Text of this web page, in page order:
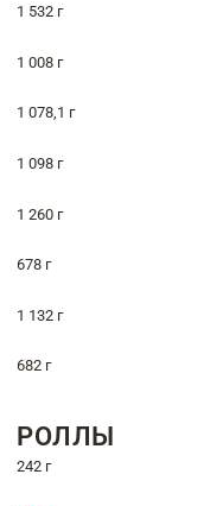
1 532 г
1 008 г
1 078,1 г
1 098 г
1 260 г
678 г
1 132 г
682 г
РОЛЛЫ
242 г